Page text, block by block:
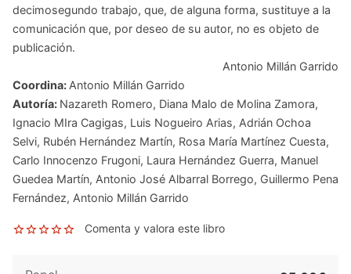
decimosegundo trabajo, que, de alguna forma, sustituye a la
comunicación que, por deseo de su autor, no es objeto de
publicación.
Antonio Millán Garrido
Coordina: Antonio Millán Garrido
Autoría: Nazareth Romero, Diana Malo de Molina Zamora,
Ignacio MIra Cagigas, Luis Nogueiro Arias, Adrián Ochoa
Selvi, Rubén Hernández Martín, Rosa María Martínez Cuesta,
Carlo Innocenzo Frugoni, Laura Hernández Guerra, Manuel
Guedea Martín, Antonio José Albarral Borrego, Guillermo Pena
Fernández, Antonio Millán Garrido
Comenta y valora este libro